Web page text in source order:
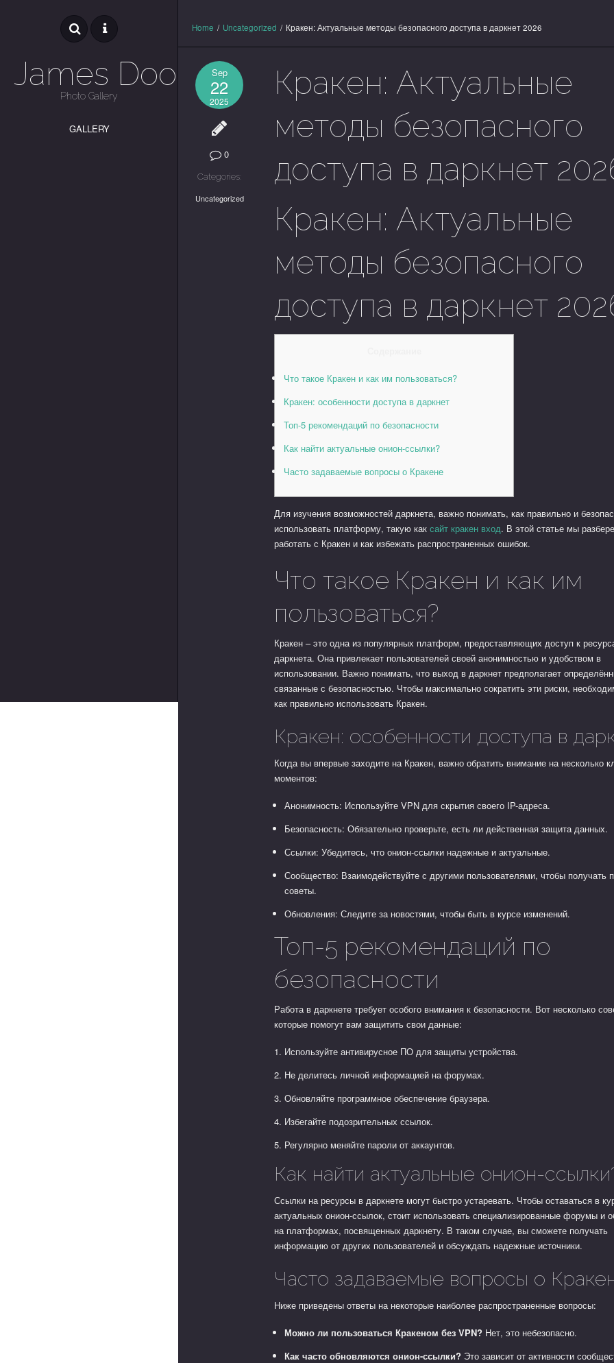
James Dooley
Photo Gallery
GALLERY
Home / Uncategorized / Кракен: Актуальные методы безопасного доступа в даркнет 2026
Sep
22
2025
0
Categories:
Uncategorized
Кракен: Актуальные
методы безопасного
доступа в даркнет
Кракен: Актуальные
методы безопасного
доступа в даркнет
Что такое Кракен и как им пользоваться?
Кракен: особенности доступа в даркнет
Топ-5 рекомендаций по безопасности
Как найти актуальные онион-ссылки?
Часто задаваемые вопросы о Кракене
Для изучения возможностей даркнета, важно понимать, как правильно и
использовать платформу, такую каксайт кракен вход. В этой статье мы
работать с Кракен и как избежать распространенных ошибок.
Что такое Кракен и как им
пользоваться?
Кракен – это одна из популярных платформ, предоставляющих доступ к
даркнета. Она привлекает пользователей своей анонимностью и удобством в
использовании. Важно понимать, что выход в даркнет предполагает
связанные с безопасностью. Чтобы максимально сократить эти риски,
как правильно использовать Кракен.
Кракен: особенности доступа в
Когда вы впервые заходите на Кракен, важно обратить внимание на несколько
моментов:
Анонимность: Используйте VPN для скрытия своего IP-адреса.
Безопасность: Обязательно проверьте, есть ли действенная защита данных.
Ссылки: Убедитесь, что онион-ссылки надежные и актуальные.
Сообщество: Взаимодействуйте с другими пользователями, чтобы получать
советы.
Обновления: Следите за новостями, чтобы быть в курсе изменений.
Топ-5 рекомендаций по
безопасности
Работа в даркнете требует особого внимания к безопасности. Вот несколько
которые помогут вам защитить свои данные:
Используйте антивирусное ПО для защиты устройства.
Не делитесь личной информацией на форумах.
Обновляйте программное обеспечение браузера.
Избегайте подозрительных ссылок.
Регулярно меняйте пароли от аккаунтов.
Как найти актуальные онион-
Ссылки на ресурсы в даркнете могут быстро устаревать. Чтобы оставаться в
актуальных онион-ссылок, стоит использовать специализированные форумы и
на платформах, посвященных даркнету. В таком случае, вы сможете получать
информацию от других пользователей и обсуждать надежные источники.
Часто задаваемые вопросы о
Ниже приведены ответы на некоторые наиболее распространенные вопросы:
Можно ли пользоваться Кракеном без VPN? Нет, это небезопасно.
Как часто обновляются онион-ссылки? Это зависит от активности